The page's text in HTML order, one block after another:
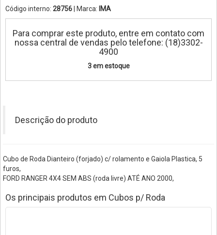
Código interno: 28756 | Marca: IMA
Para comprar este produto, entre em contato com
nossa central de vendas pelo telefone: (18)3302-
4900
3 em estoque
Descrição do produto
Cubo de Roda Dianteiro (forjado) c/ rolamento e Gaiola Plastica, 5
furos,
FORD RANGER 4X4 SEM ABS (roda livre) ATÉ ANO 2000,
Os principais produtos em Cubos p/ Roda